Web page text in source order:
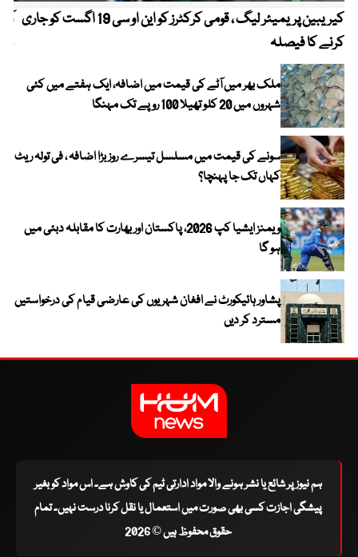
کیریبین پریمیئر لیگ ، قومی کرکٹرز کو این او سی 19 اگست کو جاری
کرنے کا فیصلہ
ملک بھر میں آٹے کی قیمت میں اضافہ، ایک ہفتے میں کئی
شہروں میں 20 کلو تھیلا 100 روپے تک مہنگا
سونے کی قیمت میں مسلسل تیسرے روز بڑا اضافہ ، فی تولہ ریٹ
کہاں تک جا پہنچا؟
ویمنز ایشیا کپ 2026، پاکستان اور بھارت کا مقابلہ دبئی میں
ہو گا
پشاور ہائیکورٹ نے افغان شہریوں کی عارضی قیام کی درخواستیں
مسترد کر دیں
ہم نیوز پر شائع یا نشر ہونے والا مواد ادارتی ٹیم کی کاوش ہے۔ اس مواد کو بغیر
پیشگی اجازت کسی بھی صورت میں استعمال یا نقل کرنا درست نہیں۔ تمام
حقوق محفوظ ہیں © 2026